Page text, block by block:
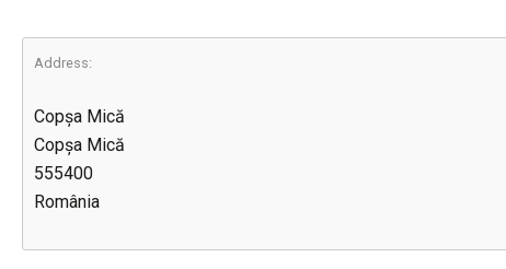
Address:
Copșa Mică
Copșa Mică
555400
România